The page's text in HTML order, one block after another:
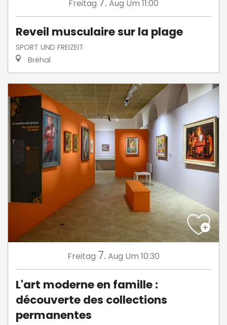
Freitag Aug Um 11:00
Reveil musculaire sur la plage
SPORT UND FREIZEIT
Bréhal
Freitag 7. Aug Um 10:30
L'art moderne en famille :
découverte des collections
permanentes